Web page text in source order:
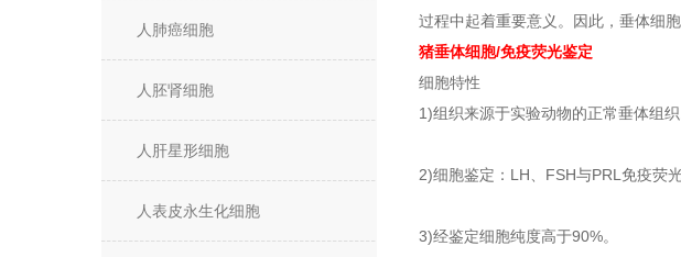
人肺癌细胞
人胚肾细胞
人肝星形细胞
人表皮永生化细胞
过程中起着重要意义。因此，垂体细
猪垂体细胞/免疫荧光鉴定
细胞特性
1)组织来源于实验动物的正常垂体组织
2)细胞鉴定：LH、FSH与PRL免疫荧
3)经鉴定细胞纯度高于90%。